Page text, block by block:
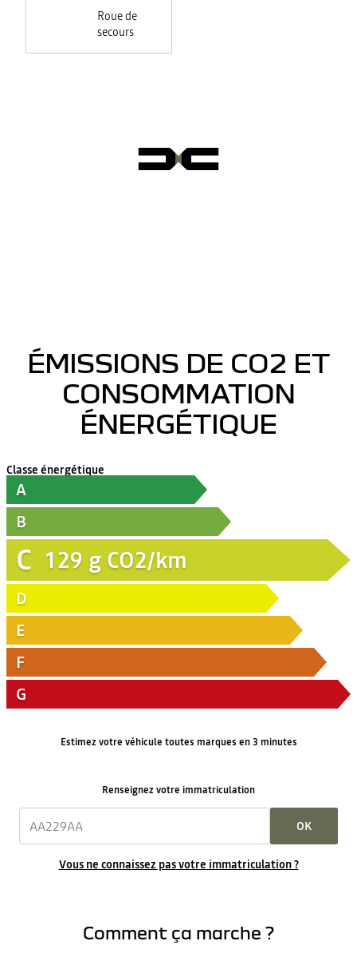
Roue de
secours
ÉMISSIONS DE CO2 ET
CONSOMMATION
ÉNERGÉTIQUE
Classe énergétique
A
B
C 129 g CO2/km
D
E
F
G
Estimez votre véhicule toutes marques en 3 minutes
Renseignez votre immatriculation
OK
Vous ne connaissez pas votre immatriculation ?
Comment ça marche ?